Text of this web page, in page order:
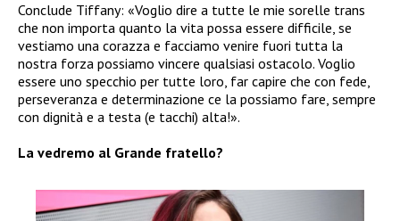
Conclude Tiffany: «Voglio dire a tutte le mie sorelle trans
che non importa quanto la vita possa essere difficile, se
vestiamo una corazza e facciamo venire fuori tutta la
nostra forza possiamo vincere qualsiasi ostacolo. Voglio
essere uno specchio per tutte loro, far capire che con fede,
perseveranza e determinazione ce la possiamo fare, sempre
con dignità e a testa (e tacchi) alta!».
La vedremo al Grande fratello?